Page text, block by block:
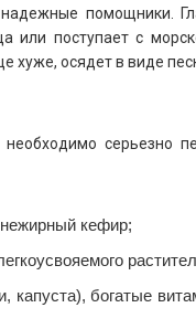
помощники.
или поступает с
хуже, осядет в виде
серьезно
кефир;
богатые